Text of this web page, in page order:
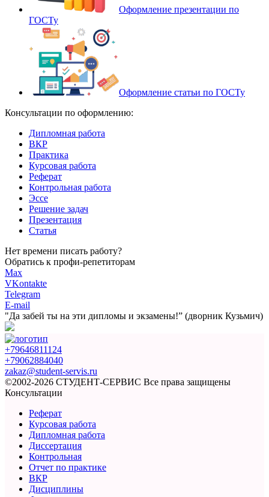
Оформление презентации по
ГОСТу
Оформление статьи по ГОСТу
Консультации по оформлению:
Дипломная работа
ВКР
Практика
Курсовая работа
Реферат
Контрольная работа
Эссе
Решение задач
Презентация
Статья
Нет времени писать работу?
Обратись к профи-репетиторам
Max
VKontakte
Telegram
E-mail
"Да забей ты на эти дипломы и экзамены!” (дворник Кузьмич)
+79646811124
+79062884040
zakaz@student-servis.ru
©2002-2026 СТУДЕНТ-СЕРВИС Все права защищены
Консультации
Реферат
Курсовая работа
Дипломная работа
Диссертация
Контрольная
Отчет по практике
ВКР
Дисциплины